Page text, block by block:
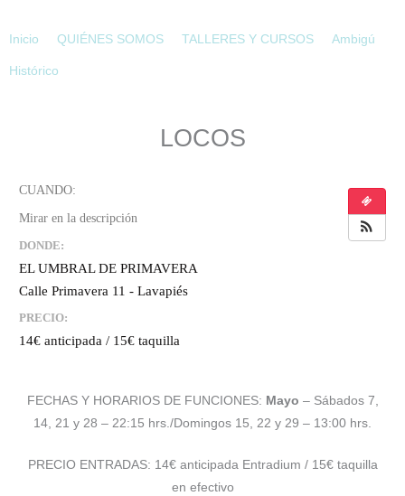
Inicio QUIÉNES SOMOS TALLERES Y CURSOS Ambigú
Histórico
LOCOS
DONDE:
EL UMBRAL DE PRIMAVERA
Calle Primavera 11 - Lavapiés
PRECIO:
14€ anticipada / 15€ taquilla
FECHAS Y HORARIOS DE FUNCIONES: Mayo – Sábados 7,
14, 21 y 28 – 22:15 hrs./Domingos 15, 22 y 29 – 13:00 hrs.
PRECIO ENTRADAS: 14€ anticipada Entradium / 15€ taquilla
en efectivo